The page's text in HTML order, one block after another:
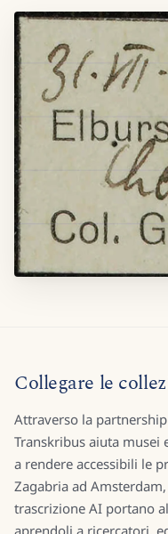
Collegare le
Attraverso la
Transkribus aiuta
a rendere accessibili le
Zagabria ad
trascrizione AI portano
aprendoli a ricercatori,